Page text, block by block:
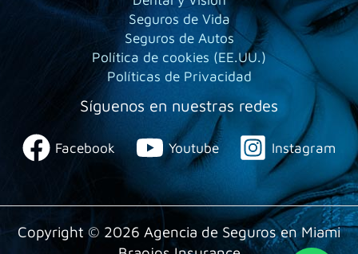
Seguros de Vida
Seguros de Autos
Política de cookies (EE.UU.)
Políticas de Privacidad
Síguenos en nuestras redes
Facebook Youtube Instagram
Copyright © 2026 Agencia de Seguros en Miami